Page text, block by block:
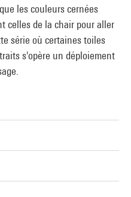
les couleurs cernées
celles de la chair pour aller
série où certaines toiles
s'opère un déploiement